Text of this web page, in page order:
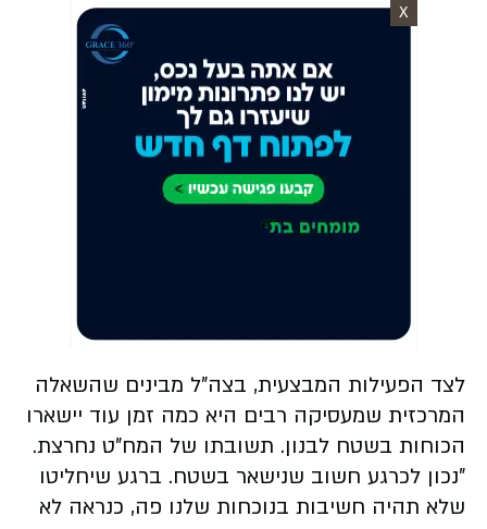
X
לצד הפעילות המבצעית, בצה"ל מבינים שהשאלה
המרכזית שמעסיקה רבים היא כמה זמן עוד יישארו
הכוחות בשטח לבנון. תשובתו של המח"ט נחרצת.
"נכון לכרגע חשוב שנישאר בשטח. ברגע שיחליטו
שלא תהיה חשיבות בנוכחות שלנו פה, כנראה לא